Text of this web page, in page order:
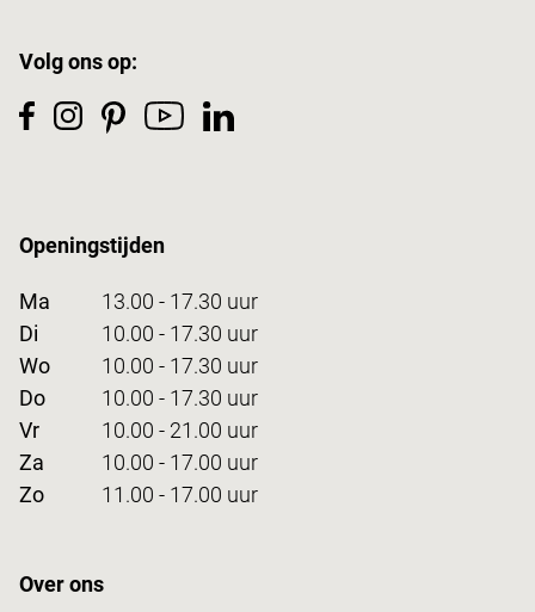
Volg ons op:
Openingstijden
Ma
13.00 - 17.30 uur
Di
10.00 - 17.30 uur
Wo
10.00 - 17.30 uur
Do
10.00 - 17.30 uur
Vr
10.00 - 21.00 uur
Za
10.00 - 17.00 uur
Zo
11.00 - 17.00 uur
Over ons